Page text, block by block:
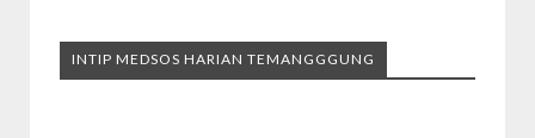
INTIP MEDSOS HARIAN TEMANGGGUNG